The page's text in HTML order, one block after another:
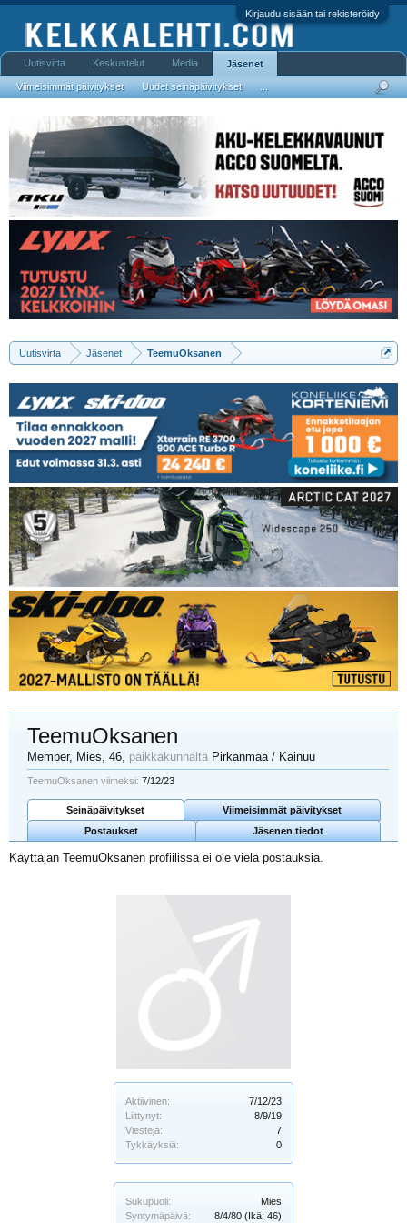
Kirjaudu sisään tai rekisteröidy
Uutisvirta Jäsenet TeemuOksanen
Aktiivinen:
7/12/23
Liittynyt:
8/9/19
Viestejä:
7
Tykkäyksiä:
0
Sukupuoli:
Mies
Syntymäpäivä:
8/4/80 (Ikä: 46)
TeemuOksanen
Member, Mies, 46, paikkakunnalta Pirkanmaa / Kainuu
TeemuOksanen viimeksi: 7/12/23
Seinäpäivitykset
Viimeisimmät päivitykset
Postaukset
Jäsenen tiedot
Käyttäjän TeemuOksanen profiilissa ei ole vielä postauksia.
Uutisvirta Keskustelut Media Jäsenet
Viimeisimmät päivitykset Uudet seinäpäivitykset